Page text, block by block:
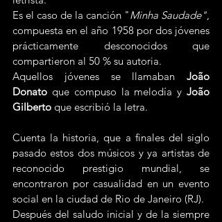
Es el caso de la canción "Minha Saudade",
compuesta en el año 1958 por dos jóvenes
prácticamente desconocidos que
compartieron al 50 % su autoria.
Aquellos jóvenes se llamaban João
Donato que compuso la melodía y João
Gilberto que escribió la letra.
Cuenta la historia, que a finales del siglo
pasado estos dos músicos y ya artistas de
reconocido prestigio mundial, se
encontraron por casualidad en un evento
social en la ciudad de Rio de Janeiro (RJ).
Después del saludo inicial y de la siempre